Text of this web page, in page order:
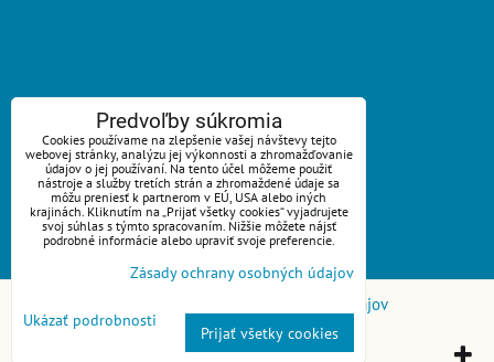
ZAVOLÁME VÁM SPÄŤ
Váš telefón:*
Zásady ochrany osobných údajov
BiznisWeb.sk
Predvoľby súkromia
Cookies používame na zlepšenie vašej návštevy tejto
webovej stránky, analýzu jej výkonnosti a zhromažďovanie
údajov o jej používaní. Na tento účel môžeme použiť
nástroje a služby tretích strán a zhromaždené údaje sa
môžu preniesť k partnerom v EÚ, USA alebo iných
krajinách. Kliknutím na „Prijať všetky cookies“ vyjadrujete
svoj súhlas s týmto spracovaním. Nižšie môžete nájsť
podrobné informácie alebo upraviť svoje preferencie.
Zásady ochrany osobných údajov
Ukázať podrobnosti
Prijať všetky cookies